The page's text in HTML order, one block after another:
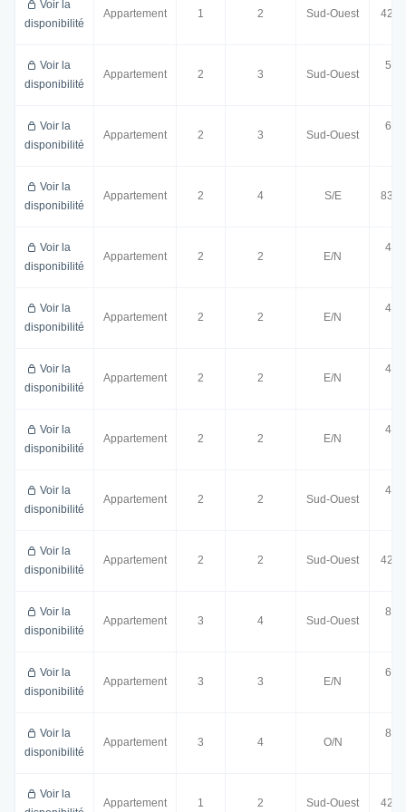
Voir la
disponibilité
Appartement 1 2 Sud-Ouest 42.7
Voir la
disponibilité
Appartement 2 3 Sud-Ouest
Voir la
disponibilité
Appartement 2 3 Sud-Ouest
Voir la
disponibilité
Appartement 2 4 S/E 83.2
Voir la
disponibilité
Appartement 2 2 E/N
Voir la
disponibilité
Appartement 2 2 E/N
Voir la
disponibilité
Appartement 2 2 E/N
Voir la
disponibilité
Appartement 2 2 E/N
Voir la
disponibilité
Appartement 2 2 Sud-Ouest
Voir la
disponibilité
Appartement 2 2 Sud-Ouest 42.7
Voir la
disponibilité
Appartement 3 4 Sud-Ouest
Voir la
disponibilité
Appartement 3 3 E/N
Voir la
disponibilité
Appartement 3 4 O/N
Voir la
Appartement 1 2 Sud-Ouest 42.4